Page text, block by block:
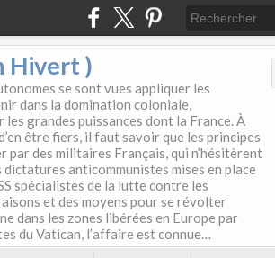
Hivert )
se sont vues appliquer les
dans la domination coloniale,
grandes puissances dont la France. À
être fiers, il faut savoir que les principes
des militaires Français, qui n’hésitèrent
anticommunistes mises en place
spécialistes de la lutte contre les
et des moyens pour se révolter
dans les zones libérées en Europe par
du Vatican, l’affaire est connue…